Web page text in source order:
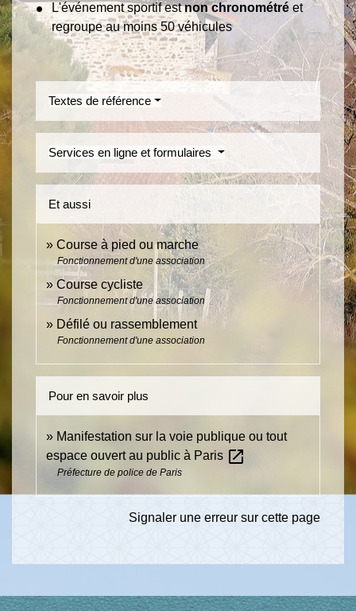
L'événement sportif estnon chronométré et
regroupe au moins 50 véhicules
Textes de référence
Services en ligne et formulaires
Et aussi
Course à pied ou marche
Fonctionnement d'une association
Course cycliste
Fonctionnement d'une association
Défilé ou rassemblement
Fonctionnement d'une association
Pour en savoir plus
Manifestation sur la voie publique ou tout
espace ouvert au public à Paris open_in_new
Préfecture de police de Paris
Signaler une erreur sur cette page